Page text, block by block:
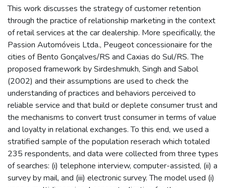
This work discusses the strategy of customer retention
through the practice of relationship marketing in the context
of retail services at the car dealership. More specifically, the
Passion Automóveis Ltda., Peugeot concessionaire for the
cities of Bento Gonçalves/RS and Caxias do Sul/RS. The
proposed framework by Sirdeshmukh, Singh and Sabol
(2002) and their assumptions are used to check the
understanding of practices and behaviors perceived to
reliable service and that build or deplete consumer trust and
the mechanisms to convert trust consumer in terms of value
and loyalty in relational exchanges. To this end, we used a
stratified sample of the population reserach which totaled
235 respondents, and data were collected from three types
of searches: (i) telephone interview, computer-assisted, (ii) a
survey by mail, and (iii) electronic survey. The model used (i)